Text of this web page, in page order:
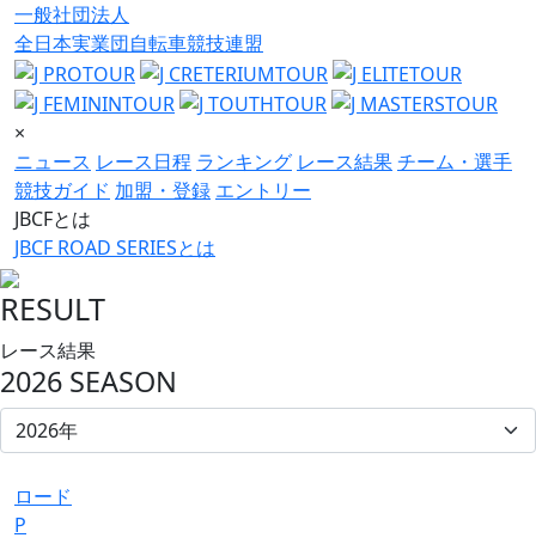
一般社団法人
全日本実業団自転車競技連盟
×
ニュース レース日程 ランキング レース結果チーム・選手
競技ガイド 加盟・登録 エントリー
JBCFとは
JBCF ROAD SERIESとは
RESULT
レース結果
2026 SEASON
ロード
P